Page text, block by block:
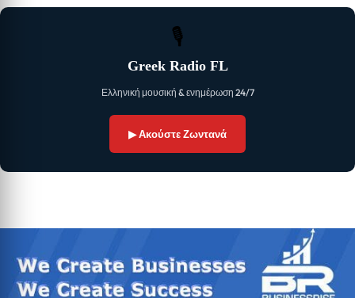
🎙
Greek Radio FL
Ελληνική μουσική & ενημέρωση 24/7
▶ Ακούστε Ζωντανά